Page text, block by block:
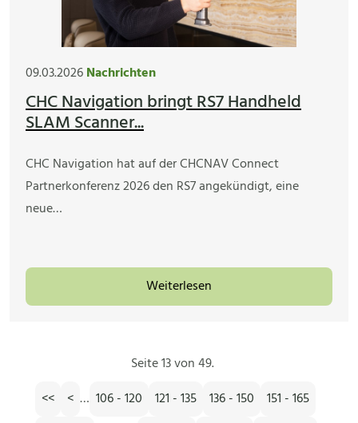
09.03.2026Nachrichten
CHC Navigation bringt RS7 Handheld
SLAM Scanner...
CHC Navigation hat auf der CHCNAV Connect
Partnerkonferenz 2026 den RS7 angekündigt, eine
neue…
Weiterlesen
Seite 13 von 49.
<<
< … 106 - 120 121 - 135 136 - 150
151 - 165